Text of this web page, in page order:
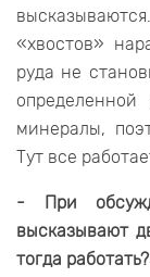
«хвостов»
руда не
определенной
минералы,
Тут все
- При
высказывают
тогда